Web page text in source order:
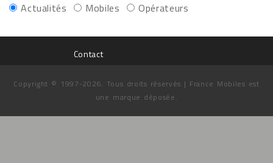
Actualités Mobiles Opérateurs
Contact
Copyright © 1997-2026. Tous droits réservés | France Mobiles est
une marque déposée.